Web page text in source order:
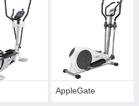
рынке вида эллиптических
в действие от усилий
особенно хороши для
AppleGate